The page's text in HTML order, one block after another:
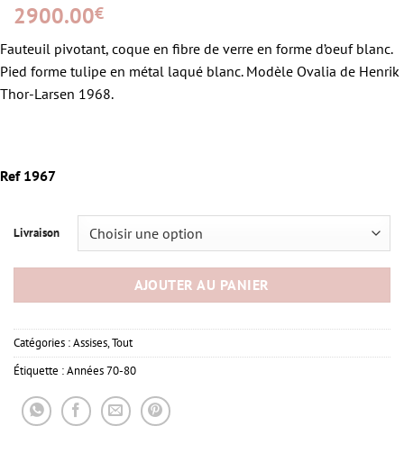
2900.00€
Fauteuil pivotant, coque en fibre de verre en forme d’oeuf blanc.
Pied forme tulipe en métal laqué blanc. Modèle Ovalia de Henrik
Thor-Larsen 1968.
Ref 1967
Livraison
AJOUTER AU PANIER
Catégories :Assises,Tout
Étiquette :Années 70-80